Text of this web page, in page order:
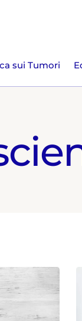
sui Tumori